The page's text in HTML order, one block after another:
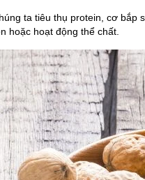
ta tiêu thụ protein, cơ
hoặc hoạt động thể chất.